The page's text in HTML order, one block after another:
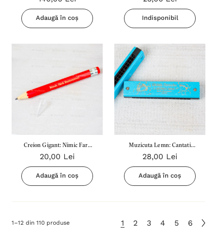
Adaugă în coș Indisponibil
Creion Gigant: Nimic Fara
Dumnezeu (Rosu)
20,00 Lei
Adaugă în coș
Muzicuta Lemn: Cantati
Domnului O Cantare Noua
(Albastru)
28,00 Lei
Adaugă în coș
1–12 din 110 produse 1 2 3 4 5 6